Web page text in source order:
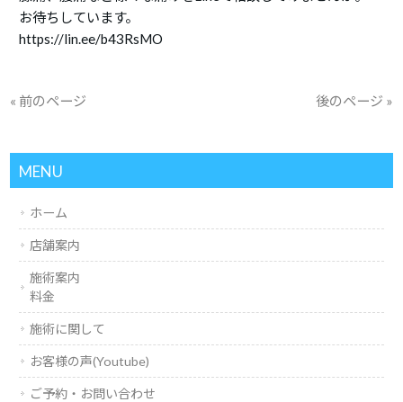
お待ちしています。
https://lin.ee/b43RsMO
« 前のページ 後のページ »
MENU
ホーム
店舗案内
施術案内
料金
施術に関して
お客様の声(Youtube)
ご予約・お問い合わせ